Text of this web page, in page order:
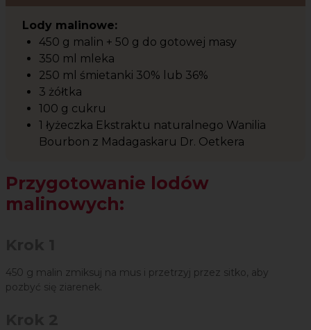
Lody malinowe:
450 g malin + 50 g do gotowej masy
350 ml mleka
250 ml śmietanki 30% lub 36%
3 żółtka
100 g cukru
1 łyżeczka Ekstraktu naturalnego Wanilia
Bourbon z Madagaskaru Dr. Oetkera
Przygotowanie lodów
malinowych:
450 g malin zmiksuj na mus i przetrzyj przez sitko, aby
pozbyć się ziarenek.